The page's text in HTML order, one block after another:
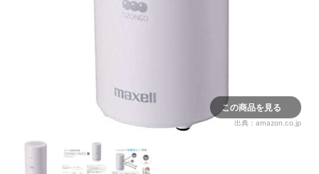
この商品を見る
出典： amazon.co.jp